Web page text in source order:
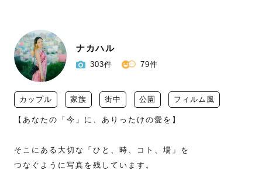
ナカハル
303件 79件
カップル 家族 街中 公園 フィルム風
【あなたの「今」に、ありったけの愛を】
そこにある大切な「ひと、時、コト、場」を
つなぐように写真を残しています。